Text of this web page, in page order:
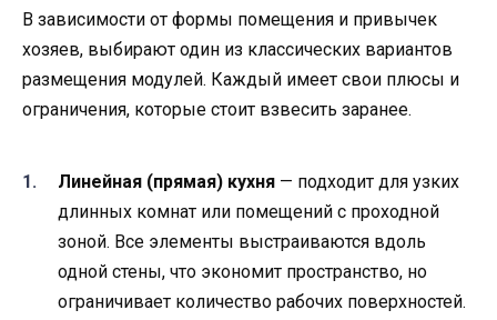
В зависимости от формы помещения и привычек
хозяев, выбирают один из классических вариантов
размещения модулей. Каждый имеет свои плюсы и
ограничения, которые стоит взвесить заранее.
Линейная (прямая) кухня — подходит для узких
длинных комнат или помещений с проходной
зоной. Все элементы выстраиваются вдоль
одной стены, что экономит пространство, но
ограничивает количество рабочих поверхностей.